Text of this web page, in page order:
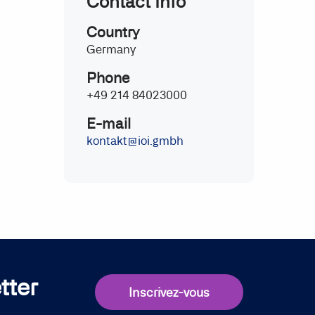
Country
Germany
Phone
+49 214 84023000
E-mail
kontakt@ioi.gmbh
Inscrivez-vous